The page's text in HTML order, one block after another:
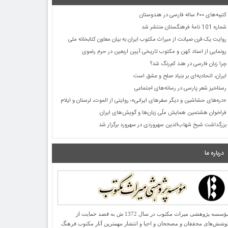
کتیبه‌های ۶۰۰ ساله فارسی در هندوستان
شماره 101 نامۀ فرهنگستان منتشر شد
روایت یک قرن صیانت از میراث مکتوب ایران به بیان معاون کتابخانه ملی
رونمایی از اسناد کهن و مکتوب تاریخی آیین اربعین در حرم رضوی
چرا زبان فارسی در هند کم‌رنگ شد؟
ایران، اتحادیه‌ای بر بنیاد صلح و عشق است
رستاخیز شعر پارسی در رسانه‌های اجتماعی
«دره‌های حشاشین و دیگر سفرهای ایرانی»؛ روایتی از الموت، لرستان و ایلام
فراخوان هشتمین همایش ملّی زبان‌ها و گویش‌های ایران
بزرگداشت شیخ شهاب‌الدین سهروردی در سهرورد برگزار شد
درباره ما
مؤسسه پژوهشی میراث مكتوب در سال 1372 ش به قصد حمایت از
محققان و مصححان و احیا و انتشار مهمترین آثار مكتوب فرهنگ